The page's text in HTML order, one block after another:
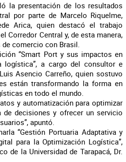
la presentación de los resultados
por parte de Marcelo Riquelme,
Arica, quien destacó el trabajo
Corredor Central y, de esta manera,
de comercio con Brasil.
“Smart Port y sus impactos en
logística”, a cargo del consultor e
Asencio Carreño, quien sostuvo
están transformando la forma en
en todo el mundo.
y automatización para optimizar
decisiones y ofrecer un servicio
apuntó.
“Gestión Portuaria Adaptativa y
para la Optimización Logística”,
de la Universidad de Tarapacá, Dr.